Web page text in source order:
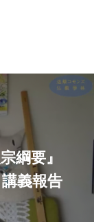
綱要』
義報告